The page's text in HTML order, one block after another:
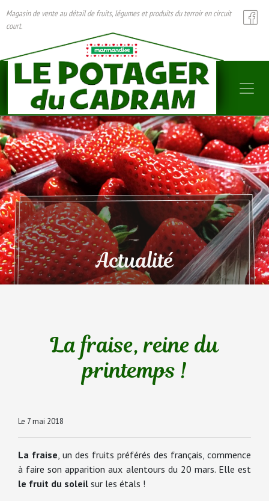
Magasin de vente au détail de fruits, légumes et produits du terroir en circuit
court.
Actualité
La fraise, reine du
printemps !
Le 7 mai 2018
La fraise, un des fruits préférés des français, commence
à faire son apparition aux alentours du 20 mars. Elle est
le fruit du soleil sur les étals !